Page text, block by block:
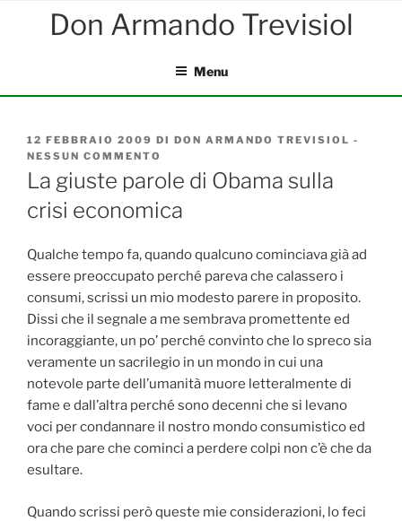
Menu
PUBBLICATO
IL
12 FEBBRAIO 2009 DI DON ARMANDO TREVISIOL -
NESSUN COMMENTO
LA
GIUSTE
PAROLE
DI
SULLA
CRISI
ECONOMICA
La giuste parole di Obama sulla
crisi economica
Qualche tempo fa, quando qualcuno cominciava già ad
essere preoccupato perché pareva che calassero i
consumi, scrissi un mio modesto parere in proposito.
Dissi che il segnale a me sembrava promettente ed
incoraggiante, un po’ perché convinto che lo spreco sia
veramente un sacrilegio in un mondo in cui una
notevole parte dell’umanità muore letteralmente di
fame e dall’altra perché sono decenni che si levano
voci per condannare il nostro mondo consumistico ed
ora che pare che cominci a perdere colpi non c’è che da
esultare.
Quando scrissi però queste mie considerazioni, lo feci